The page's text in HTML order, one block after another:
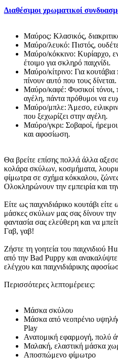
Διαθέσιμοι χρωματικοί
Μαύρος: Κλασικός,
Μαύρο/λευκό: Πιστός,
Μαύρο/κόκκινο: Κυρίαρχο,
έτοιμο για σκληρό παιχνίδι.
Μαύρο/κίτρινο: Για κουτάβια
πίνουν αυτό που τους δίνεται.
Μαύρο/καφέ: Φυσικοί τόνοι,
αγέλη, πάντα πρόθυμοι να
Μαύρο/μπλε: Άμεσο,
που ξεχωρίζει στην αγέλη.
Μαύρο/γκρι: Σοβαροί,
και αφοσίωση.
Θα βρείτε επίσης πολλά άλλα
κολάρα σκύλων, κοσμήματα,
φίμωτρα σε σχήμα κόκκαλου, ζώνες
Ολοκληρώνουν την εμπειρία και
Είτε ως παιχνιδιάρικο κουτάβι
μάσκες σκύλων μας σας δίνουν την
φαντασία σας ελεύθερη και να
Γαβ, γαβ!
Ζήστε τη γοητεία του παιχνιδιού
από την Bad Puppy και ανακαλύψτε
ελέγχου και παιχνιδιάρικης
Περισσότερες λεπτομέρειες:
Μάσκα σκύλου
Μάσκα από νεοπρένιο
Play
Ανατομική εφαρμογή, πολύ
Μαλακή, ελαστική μάσκα
Αποσπώμενο φίμωτρο